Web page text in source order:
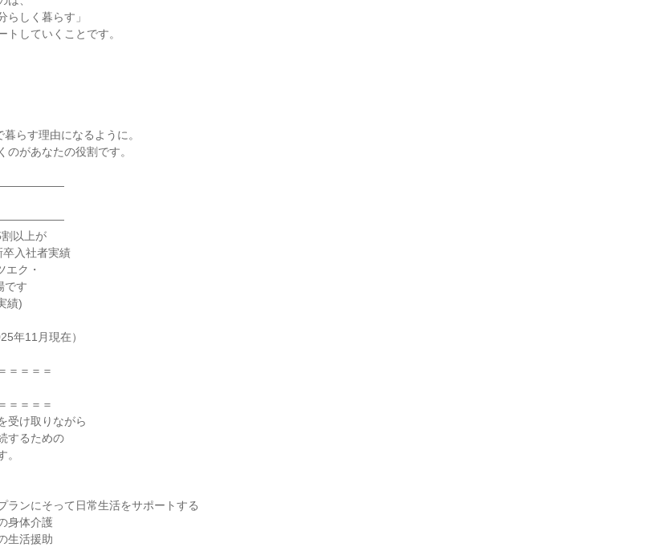
らしく暮らす」
していくことです。
らす理由になるように。
があなたの役割です。
以上が
エク・
績)
年11月現在）
＝＝＝＝
＝＝＝＝
受け取りながら
するための
。
ンにそって日常生活をサポートする
身体介護
生活援助